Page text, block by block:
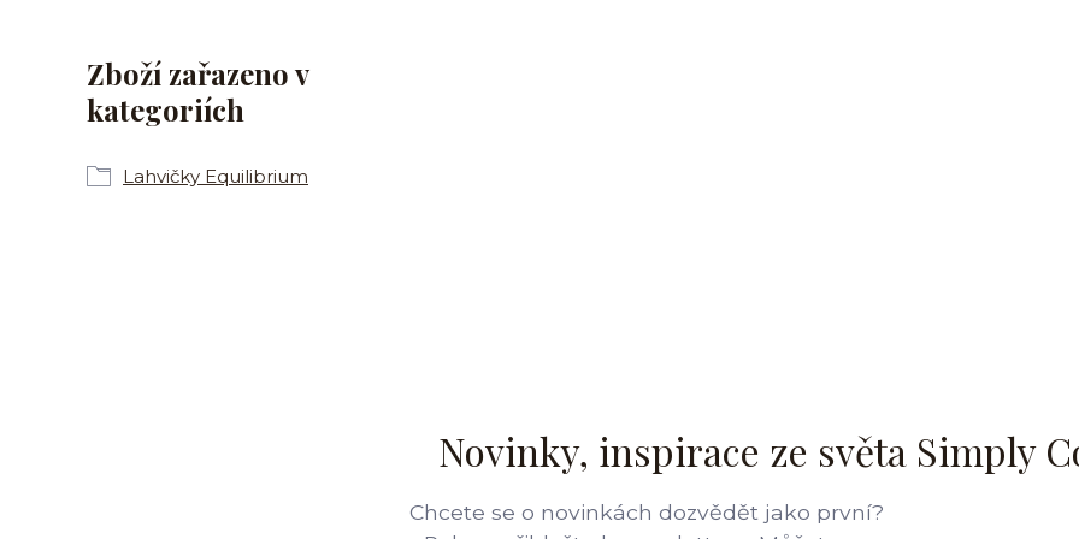
Zboží zařazeno v
kategoriích
Lahvičky Equilibrium
Novinky, inspirace ze světa Simply
Chcete se o novinkách dozvědět jako první?